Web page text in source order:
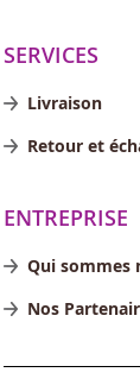
SERVICES
Livraison
Retour et
ENTREPRISE
Qui sommes
Nos